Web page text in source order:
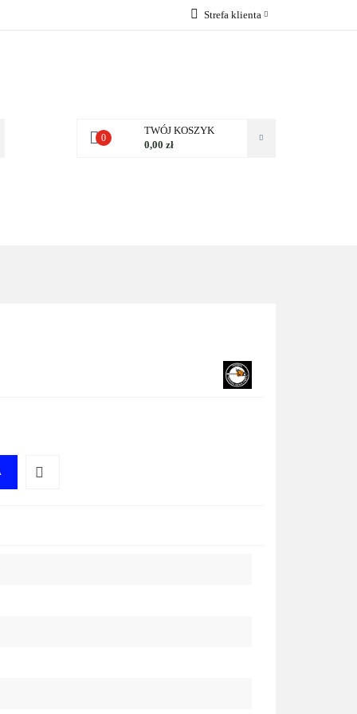
Strefa klienta
0
TWÓJ KOSZYK
0,00 zł